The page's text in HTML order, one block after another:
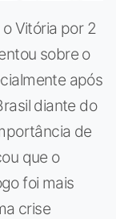
Vitória por 2
sobre o
após
diante do
de
que o
foi mais
crise